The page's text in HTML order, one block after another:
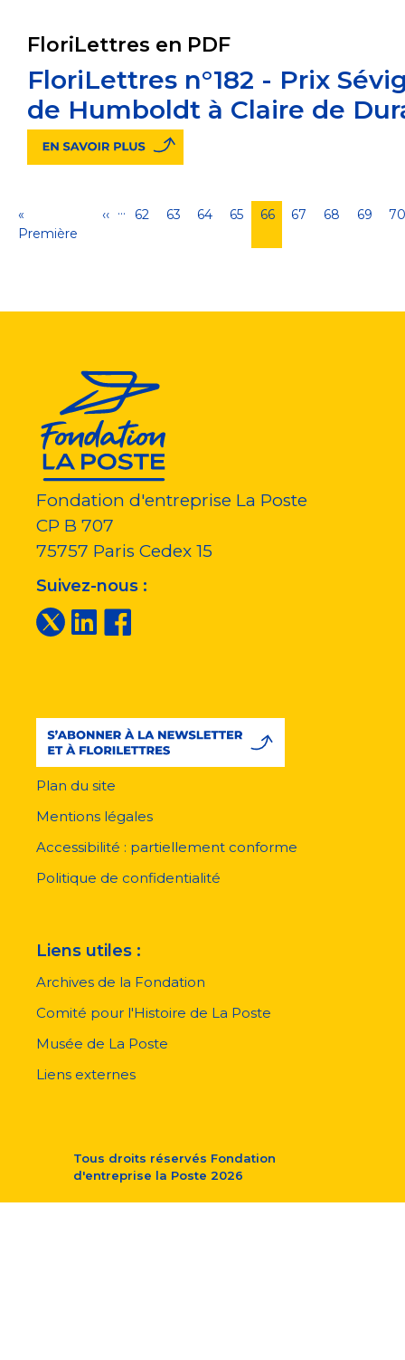
FloriLettres en PDF
FloriLettres n°182 - Prix
de Humboldt à Claire de
Pagination
Première
page
«
Première
Page
‹‹ … Page
62 Page
63 Page
64 Page
65
Page
66 Page
67 Page
68 Page
69
Fondation d'entreprise La Poste
CP B 707
75757 Paris Cedex 15
Suivez-nous :
pied
page
Plan du site
Mentions légales
Accessibilité : partiellement conforme
Politique de confidentialité
Liens utiles :
Archives de la Fondation
Comité pour l'Histoire de La Poste
Musée de La Poste
Liens externes
Tous droits réservés Fondation
d'entreprise la Poste 2026